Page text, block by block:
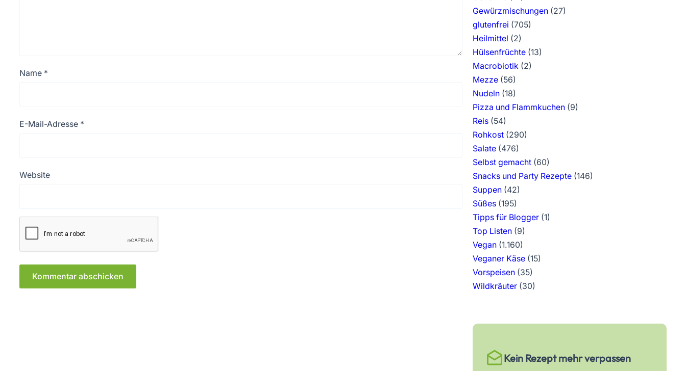
Name *
E-Mail-Adresse *
Website
Gewürzmischungen(27)
glutenfrei (705)
Heilmittel (2)
Hülsenfrüchte(13)
Macrobiotik (2)
Mezze(56)
Nudeln(18)
Pizza und Flammkuchen(9)
Reis(54)
Rohkost(290)
Salate(476)
Selbst gemacht(60)
Snacks und Party Rezepte(146)
Suppen(42)
Süßes(195)
Tipps für Blogger(1)
Top Listen(9)
Vegan(1.160)
Veganer Käse(15)
Vorspeisen(35)
Wildkräuter(30)
Kein Rezept mehr verpassen